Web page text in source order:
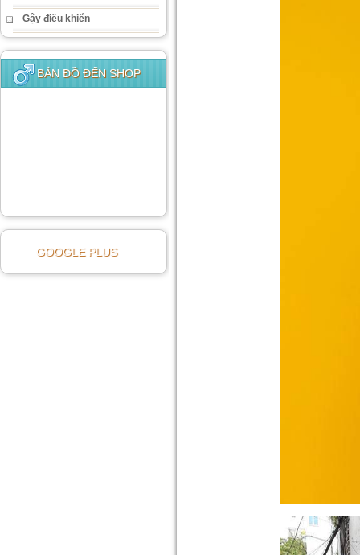
Gậy điều khiển
BẢN ĐỒ ĐẾN SHOP
GOOGLE PLUS